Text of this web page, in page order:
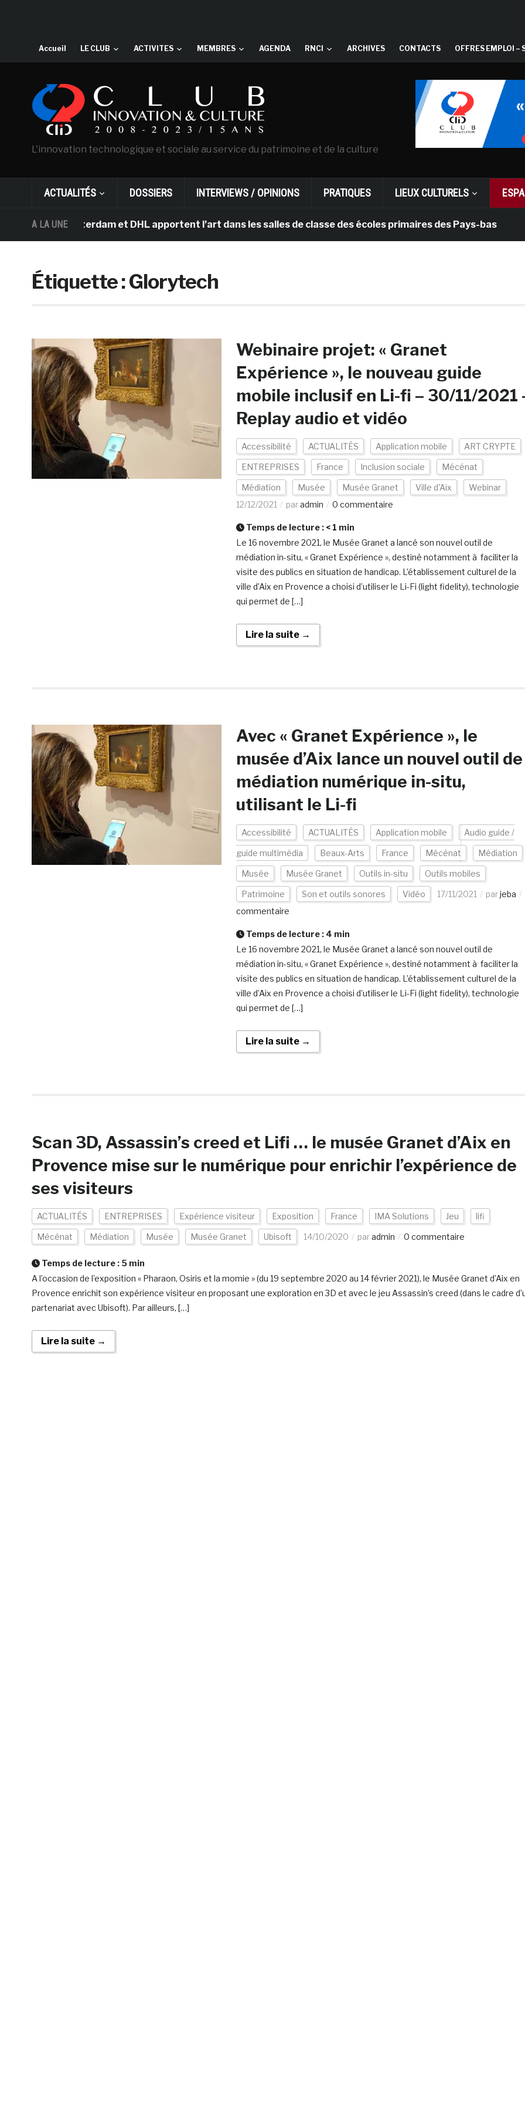
Accueil LE CLUB ACTIVITES MEMBRES AGENDA RNCI ARCHIVES CONTACTS OFFRES EMPLOI –
L'innovation technologique et sociale au service du patrimoine et de la culture
ACTUALITÉS DOSSIERS INTERVIEWS / OPINIONS PRATIQUES LIEUX CULTURELS
A LA UNE
d’Amsterdam et DHL apportent l’art dans les salles de classe des écoles primaires des Pays-bas
Étiquette :Glorytech
Webinaire projet: « Granet
Expérience », le nouveau guide
mobile inclusif en Li-fi – 30/11/2021
Replay audio et vidéo
Accessibilité ACTUALITÉS Application mobile ART CRYPTE
ENTREPRISES France Inclusion sociale Mécénat
Médiation Musée Musée Granet Ville d'Aix
Webinar
12/12/2021
paradmin 0 commentaire
Temps de lecture : < 1 min
Le 16 novembre 2021, le Musée Granet a lancé son nouvel outil de
médiation in-situ, « Granet Expérience », destiné notamment à faciliter la
visite des publics en situation de handicap. L’établissement culturel de la
ville d’Aix en Provence a choisi d’utiliser le Li-Fi (light fidelity), technologie
qui permet de […]
Lire la suite →
Avec « Granet Expérience », le
musée d’Aix lance un nouvel outil de
médiation numérique in-situ,
utilisant le Li-fi
Accessibilité ACTUALITÉS Application mobile Audio guide /
guide multimédia Beaux-Arts France Mécénat Médiation
Musée Musée Granet Outils in-situ Outils mobiles
Patrimoine Son et outils sonores Vidéo 17/11/2021 parjeba
commentaire
Temps de lecture : 4 min
Le 16 novembre 2021, le Musée Granet a lancé son nouvel outil de
médiation in-situ, « Granet Expérience », destiné notamment à faciliter la
visite des publics en situation de handicap. L’établissement culturel de la
ville d’Aix en Provence a choisi d’utiliser le Li-Fi (light fidelity), technologie
qui permet de […]
Lire la suite →
Scan 3D, Assassin’s creed et Lifi … le musée Granet d’Aix en
Provence mise sur le numérique pour enrichir l’expérience de
ses visiteurs
ACTUALITÉS ENTREPRISES Expérience visiteur Exposition France IMA Solutions Jeu lifi
Mécénat Médiation Musée Musée Granet Ubisoft 14/10/2020 paradmin 0 commentaire
Temps de lecture : 5 min
A l’occasion de l’exposition « Pharaon, Osiris et la momie » (du 19 septembre 2020 au 14 février 2021), le Musée Granet d’Aix en
Provence enrichit son expérience visiteur en proposant une exploration en 3D et avec le jeu Assassin’s creed (dans le cadre
partenariat avec Ubisoft). Par ailleurs, […]
Lire la suite →